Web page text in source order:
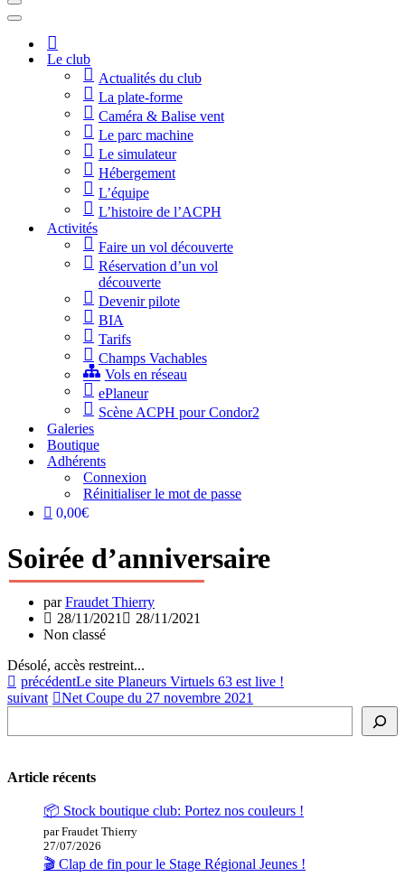
Menu
de
navigation
Menu
navigationAccueil
Le club
Actualités du club
La plate-forme
Caméra & Balise vent
Le parc machine
Le simulateur
Hébergement
L’équipe
L’histoire de l’ACPH
Activités
Faire un vol découverte
Réservation d’un vol
découverte
Devenir pilote
BIA
Tarifs
Champs Vachables
Vols en réseau
ePlaneur
Scène ACPH pour Condor2
Galeries
Boutique
Adhérents
Connexion
Réinitialiser le mot de passe
0,00€
Soirée d’anniversaire
parFraudet Thierry
28/11/2021
28/11/2021
Non classé
Désolé, accès restreint...
précédentLe site Planeurs Virtuels 63 est live !
suivant
Net Coupe du 27 novembre 2021
Article récents
📦 Stock boutique club: Portez nos couleurs !
par Fraudet Thierry
27/07/2026
🎬 Clap de fin pour le Stage Régional Jeunes !